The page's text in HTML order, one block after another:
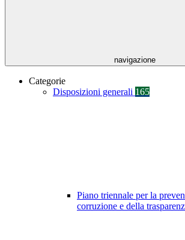
navigazione
Categorie
Disposizioni generali 165
Piano triennale per la
corruzione e della